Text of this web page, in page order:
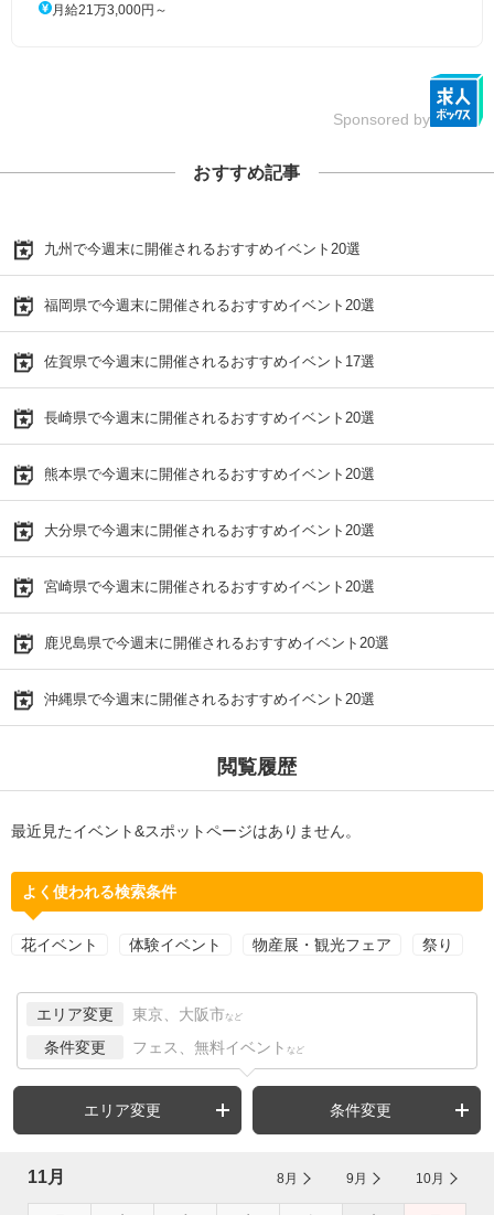
月給21万3,000円～
Sponsored by
おすすめ記事
九州で今週末に開催されるおすすめイベント20選
福岡県で今週末に開催されるおすすめイベント20選
佐賀県で今週末に開催されるおすすめイベント17選
長崎県で今週末に開催されるおすすめイベント20選
熊本県で今週末に開催されるおすすめイベント20選
大分県で今週末に開催されるおすすめイベント20選
宮崎県で今週末に開催されるおすすめイベント20選
鹿児島県で今週末に開催されるおすすめイベント20選
沖縄県で今週末に開催されるおすすめイベント20選
閲覧履歴
最近見たイベント&スポットページはありません。
よく使われる検索条件
花イベント 体験イベント 物産展・観光フェア 祭り
エリア変更 東京、大阪市 など
条件変更 フェス、無料イベント など
エリア変更 条件変更
11月 8月 9月 10月